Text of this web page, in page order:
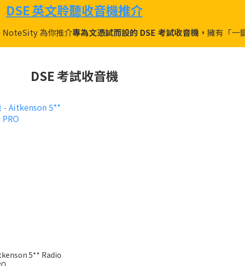
DSE 英文聆聽收音機推介
NoteSity 為你推介專為文憑試而設的 DSE 考試收音機， 擁有「一
DSE 考試收音機
5** Radio